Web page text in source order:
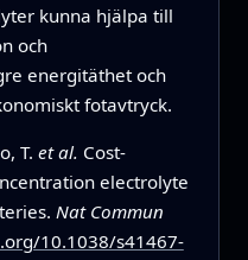
kunna hjälpa till
och
energitäthet och
fotavtryck.
T. et al. Cost-
electrolyte
Nat Commun
10.1038/s41467-